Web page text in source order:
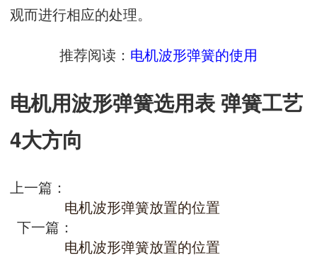
观而进行相应的处理。
推荐阅读： 电机波形弹簧的使用
电机用波形弹簧选用表 弹簧工艺
4大方向
上一篇：
电机波形弹簧放置的位置
下一篇：
电机波形弹簧放置的位置